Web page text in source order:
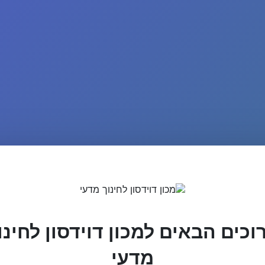
הבאים למכון דוידסון
מדעי